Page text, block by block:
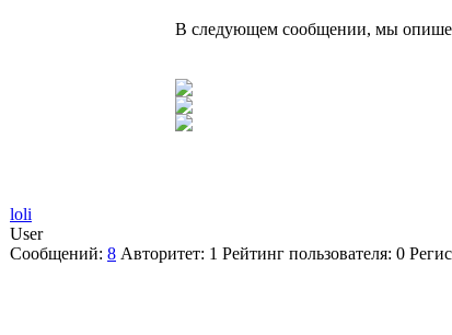
В следующем сообщении, мы
loli
User
Сообщений: 8 Авторитет: 1 Рейтинг пользователя: 0